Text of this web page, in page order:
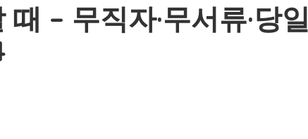
– 무직자·무서류·당일